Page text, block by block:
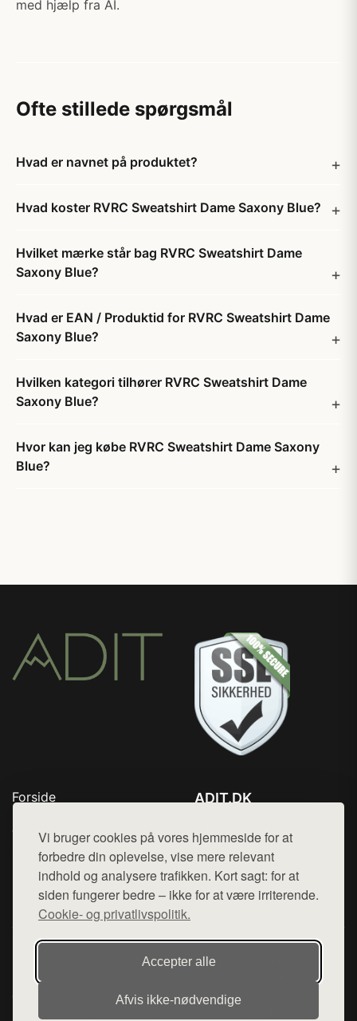
Vi bruger cookies på vores hjemmeside for at
forbedre din oplevelse, vise mere relevant
indhold og analysere trafikken. Kort sagt: for at
siden fungerer bedre – ikke for at være irriterende.
Cookie- og privatlivspolitik.
Accepter alle
Afvis ikke‑nødvendige
med hjælp fra AI.
Ofte stillede spørgsmål
Hvad er navnet på produktet?
Hvad koster RVRC Sweatshirt Dame Saxony Blue?
Hvilket mærke står bag RVRC Sweatshirt Dame
Saxony Blue?
Hvad er EAN / Produktid for RVRC Sweatshirt Dame
Saxony Blue?
Hvilken kategori tilhører RVRC Sweatshirt Dame
Saxony Blue?
Hvor kan jeg købe RVRC Sweatshirt Dame Saxony
Blue?
Forside
Top Rabatter
Blog
Kontakt
ADIT.DK
Mail: hej@want.dk
Cookie- og privatlivspolitik
Denne side er en del af want.dk, der udgiver en række
hjemmesider med præsentation af forskellige produkter fra
diverse webshops. Der sælges ikke varer fra denne side - vi
henviser til de shops, som sælger varen. Vi har heller ikke